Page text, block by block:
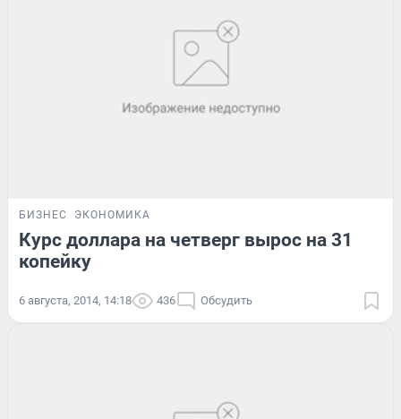
БИЗНЕС ЭКОНОМИКА
Курс доллара на четверг вырос на 31
копейку
6 августа, 2014, 14:18 436 Обсудить